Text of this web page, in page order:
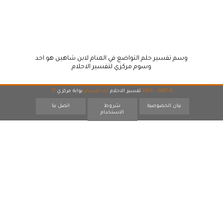
وسم تفسير حلم التواضع في المنام لابن شاهين هو احد
وسوم مركزي لتفسير الاحلام
© 2007 - 2026 تفسير الاحلام احد اقسام بوابة مركزي 17
بيان الخصوصية
شروط
الاستخدام
اتصل بنا